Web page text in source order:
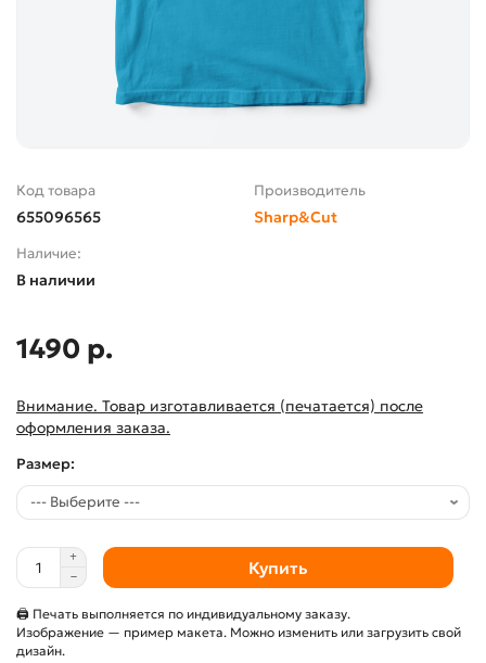
Код товара
655096565
Производитель
Sharp&Cut
Наличие:
В наличии
1490 р.
Внимание. Товар изготавливается (печатается) после
оформления заказа.
Размер:
Купить
🖨 Печать выполняется по индивидуальному заказу.
Изображение — пример макета. Можно изменить или загрузить свой
дизайн.